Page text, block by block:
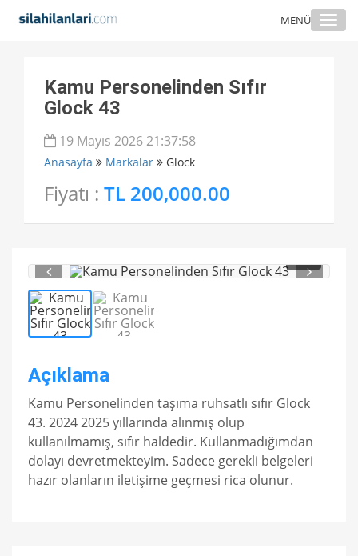
MENÜ
Kamu Personelinden Sıfır
Glock 43
19 Mayıs 2026 21:37:58
Anasayfa Markalar Glock
Fiyatı : TL 200,000.00
1/ 2
Açıklama
Kamu Personelinden taşıma ruhsatlı sıfır Glock
43. 2024 2025 yıllarında alınmış olup
kullanılmamış, sıfır haldedir. Kullanmadığımdan
dolayı devretmekteyim. Sadece gerekli belgeleri
hazır olanların iletişime geçmesi rica olunur.